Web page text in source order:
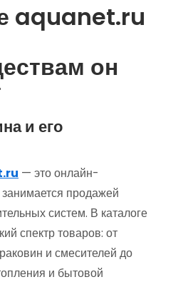
aquanet.ru
он
и его
— это онлайн-
продажей
систем. В каталоге
спектр товаров: от
и смесителей до
и бытовой